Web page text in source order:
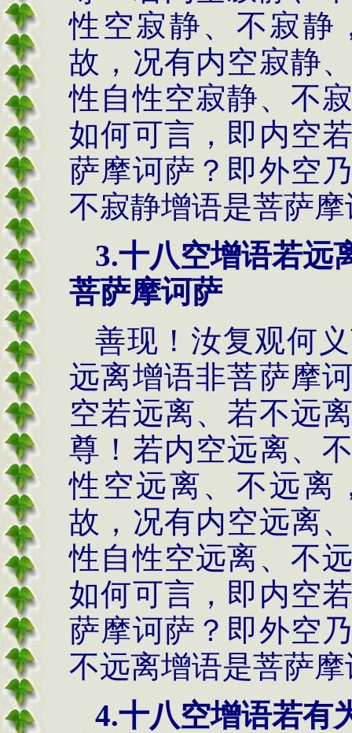
性空寂静、不寂静
故，况有内空寂静
性自性空寂静、不
如何可言，即内空
萨摩诃萨？即外空
不寂静增语是菩萨
3.十八空增语若远
菩萨摩诃萨
善现！汝复观何
远离增语非菩萨摩
空若远离、若不远
尊！若内空远离、
性空远离、不远离
故，况有内空远离
性自性空远离、不
如何可言，即内空
萨摩诃萨？即外空
不远离增语是菩萨
4.十八空增语若有